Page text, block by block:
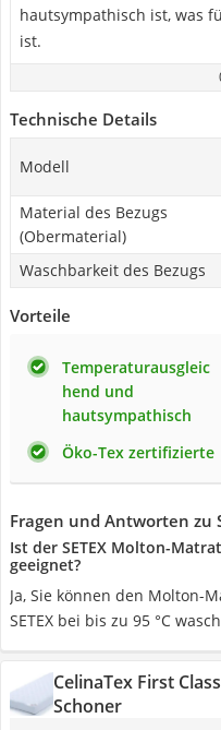
hautsympathisch ist, was
ist.
Technische Details
Modell
Material des Bezugs
(Obermaterial)
Waschbarkeit des Bezugs
Vorteile
Temperaturausgleic
hend und
hautsympathisch
Öko-Tex zertifizierte
Fragen und Antworten zu
Ist der SETEX Molton-
geeignet?
Ja, Sie können den Molton-
SETEX bei bis zu 95 °C
CelinaTex First
Schoner